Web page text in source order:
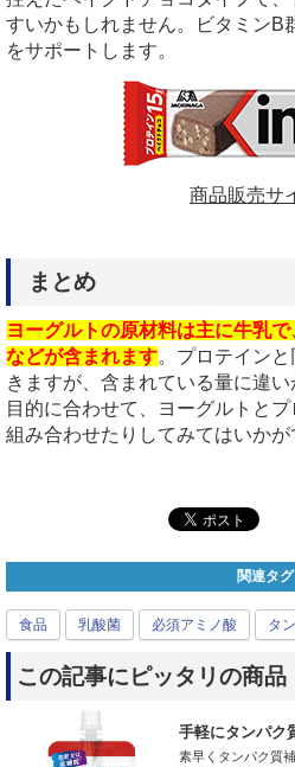
すいかもしれません。ビタミンB
をサポートします。
商品販売サ
まとめ
ヨーグルトの原材料は主に牛乳
などが含まれます。プロテイン
きますが、含まれている量に違
目的に合わせて、ヨーグルトとプ
組み合わせたりしてみてはいかが
関連タグ
食品 乳酸菌 必須アミノ酸 タ
この記事にピッタリの商品
手軽にタンパク
素早くタンパク質